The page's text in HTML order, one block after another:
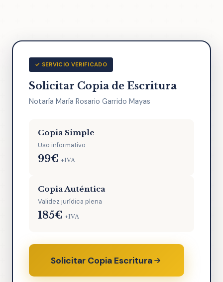
✓ SERVICIO VERIFICADO
Solicitar Copia de Escritura
Notaría María Rosario Garrido Mayas
Copia Simple
Uso informativo
99€ +IVA
Copia Auténtica
Validez jurídica plena
185€ +IVA
Solicitar Copia Escritura